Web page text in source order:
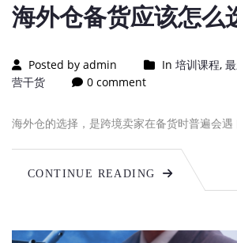
海外仓备货应该怎么
Posted by admin In 培训课程,
营干货
0 comment
海外仓的选择，是跨境卖家在备货时普遍会
CONTINUE READING